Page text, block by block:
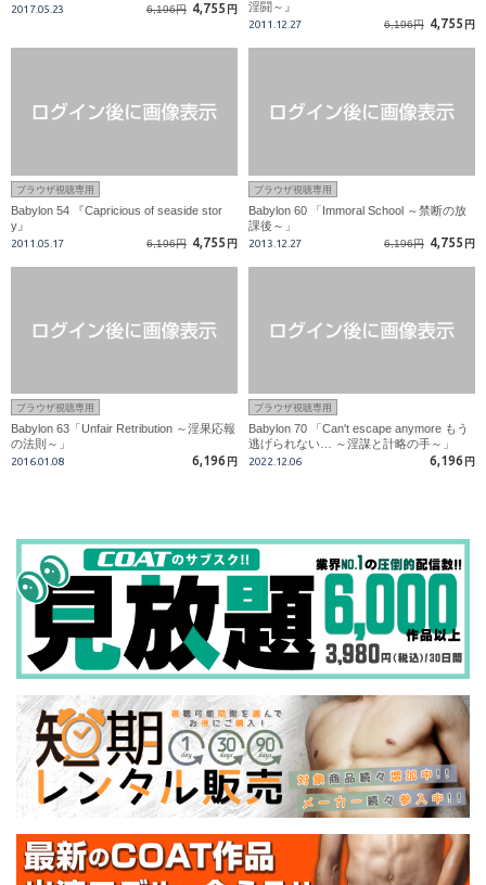
2017.05.23 6,196円 4,755 円 淫闘～』
2011.12.27 6,196円 4,755 円
ブラウザ視聴専用
Babylon 54 『Capricious of seaside stor
y』
2011.05.17 6,196円 4,755 円
ブラウザ視聴専用
Babylon 60 「Immoral School ～禁断の放
課後～」
2013.12.27 6,196円 4,755 円
ブラウザ視聴専用
Babylon 63「Unfair Retribution ～淫果応報
の法則～」
2016.01.08 6,196 円
ブラウザ視聴専用
Babylon 70 「Can't escape anymore もう
逃げられない… ～淫謀と計略の手～」
2022.12.06 6,196 円